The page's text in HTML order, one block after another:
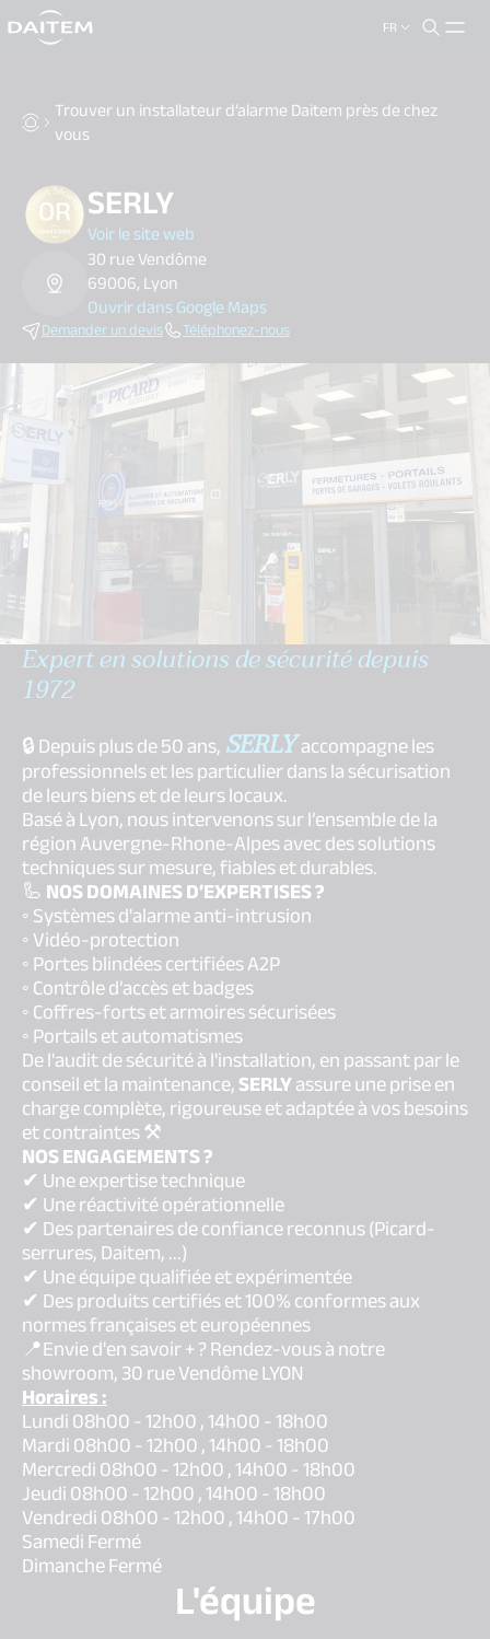
FR
search.label
Trouver un installateur d’alarme Daitem près de chez
vous
SERLY
Voir le site web
30 rue Vendôme
69006, Lyon
Ouvrir dans Google Maps
Demander un devis Téléphonez-nous
Expert en solutions de sécurité depuis
1972
🔒 Depuis plus de 50 ans,SERLYaccompagne les
professionnels et les particulier dans la sécurisation
de leurs biens et de leurs locaux.
Basé à Lyon, nous intervenons sur l’ensemble de la
région Auvergne-Rhone-Alpes avec des solutions
techniques sur mesure, fiables et durables.
🦾 NOS DOMAINES D’EXPERTISES ?
◦ Systèmes d'alarme anti-intrusion
◦ Vidéo-protection
◦ Portes blindées certifiées A2P
◦ Contrôle d’accès et badges
◦ Coffres-forts et armoires sécurisées
◦ Portails et automatismes
De l'audit de sécurité à l'installation, en passant par le
conseil et la maintenance,SERLYassure une prise en
charge complète, rigoureuse et adaptée à vos besoins
et contraintes ⚒️
NOS ENGAGEMENTS ?
✔ Une expertise technique
✔ Une réactivité opérationnelle
✔ Des partenaires de confiance reconnus (Picard-
serrures, Daitem, ...)
✔ Une équipe qualifiée et expérimentée
✔ Des produits certifiés et 100% conformes aux
normes françaises et européennes
📍Envie d'en savoir + ? Rendez-vous à notre
showroom, 30 rue Vendôme LYON
Horaires :
Lundi 08h00 - 12h00 , 14h00 - 18h00
Mardi 08h00 - 12h00 , 14h00 - 18h00
Mercredi 08h00 - 12h00 , 14h00 - 18h00
Jeudi 08h00 - 12h00 , 14h00 - 18h00
Vendredi 08h00 - 12h00 , 14h00 - 17h00
Samedi Fermé
Dimanche Fermé L'équipe